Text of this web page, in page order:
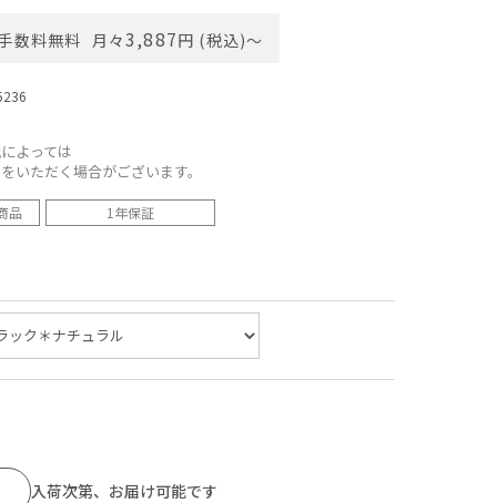
数料無料 月々3,887円 (税込)〜
よっては
いただく場合がございます。
品 1年保証
入荷次第、お届け可能です